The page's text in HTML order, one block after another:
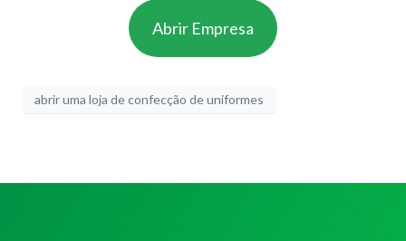
Abrir Empresa
abrir uma loja de confecção de uniformes